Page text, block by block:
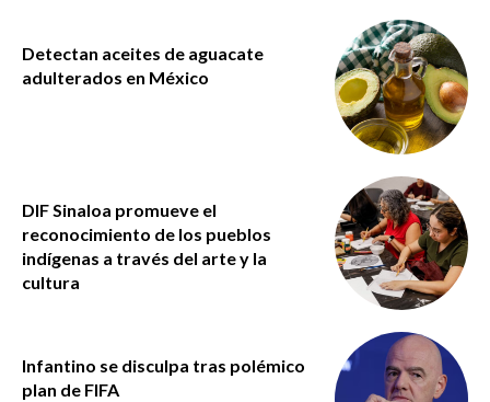
Detectan aceites de aguacate
adulterados en México
DIF Sinaloa promueve el
reconocimiento de los pueblos
indígenas a través del arte y la
cultura
Infantino se disculpa tras polémico
plan de FIFA